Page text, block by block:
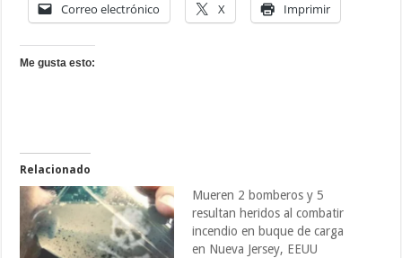
Correo electrónico X Imprimir
Me gusta esto:
Relacionado
Mueren 2 bomberos y 5
resultan heridos al combatir
incendio en buque de carga
en Nueva Jersey, EEUU